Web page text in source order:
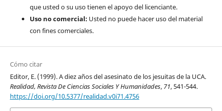
que usted o su uso tienen el apoyo del licenciante.
Uso no comercial:Usted no puede hacer uso del material
con fines comerciales.
Cómo citar
Editor, E. (1999). A diez años del asesinato de los jesuitas de la UCA.
Realidad, Revista De Ciencias Sociales Y Humanidades, 71, 541-544.
https://doi.org/10.5377/realidad.v0i71.4756